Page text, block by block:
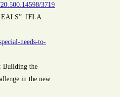
3719
IFLA.
needs-to-
Building the
in the new